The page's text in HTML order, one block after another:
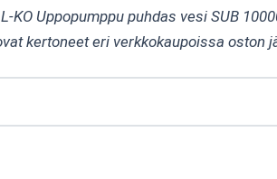
KO Uppopumppu puhdas vesi SUB
kertoneet eri verkkokaupoissa oston